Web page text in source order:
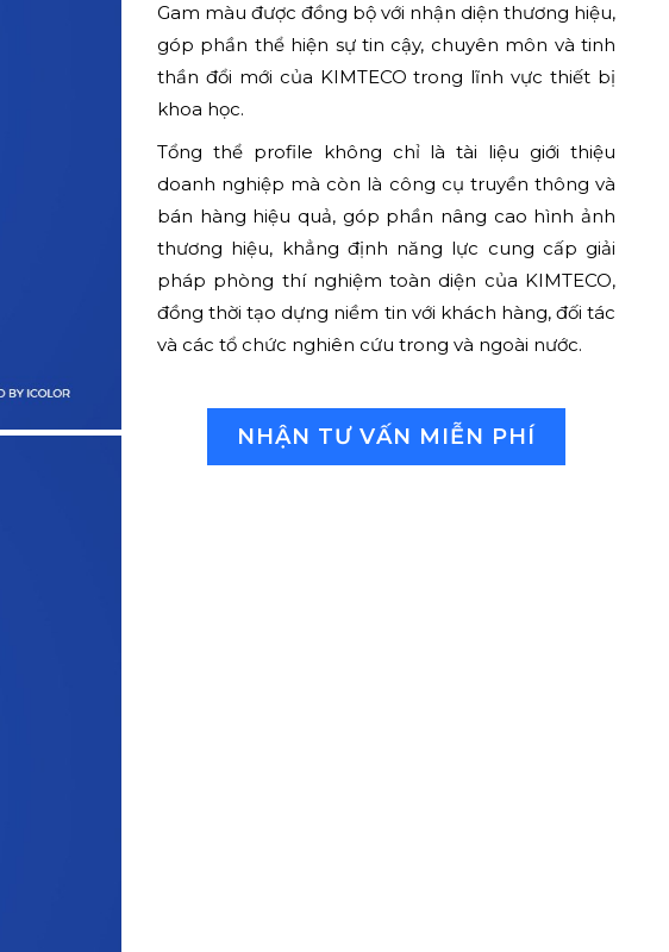
Gam màu được đồng bộ với nhận diện thương hiệu,
góp phần thể hiện sự tin cậy, chuyên môn và tinh
thần đổi mới của KIMTECO trong lĩnh vực thiết bị
khoa học.
Tổng thể profile không chỉ là tài liệu giới thiệu
doanh nghiệp mà còn là công cụ truyền thông và
bán hàng hiệu quả, góp phần nâng cao hình ảnh
thương hiệu, khẳng định năng lực cung cấp giải
pháp phòng thí nghiệm toàn diện của KIMTECO,
đồng thời tạo dựng niềm tin với khách hàng, đối tác
và các tổ chức nghiên cứu trong và ngoài nước.
NHẬN TƯ VẤN MIỄN PHÍ